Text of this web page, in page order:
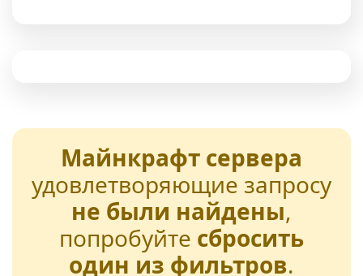
Майнкрафт сервера
удовлетворяющие запросу
не были найдены,
попробуйте сбросить
один из фильтров.